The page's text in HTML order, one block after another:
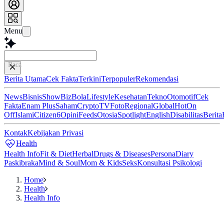
Menu
Baca lebih cepat
Berita UtamaCek FaktaTerkiniTerpopulerRekomendasi
NewsBisnisShowBizBolaLifestyleKesehatanTeknoOtomotifCek
FaktaEnam PlusSahamCryptoTVFotoRegionalGlobalHotOn
OffIslamiCitizen6OpiniFeedsOtosiaSpotlightEnglishDisabilitasBerita
KontakKebijakan Privasi
Health
Health InfoFit & DietHerbalDrugs & DiseasesPersonaDiary
PaskibrakaMind & SoulMom & KidsSeksKonsultasi Psikologi
Home
Health
Health Info